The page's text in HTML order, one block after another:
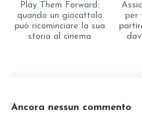
Play Them Forward:
quando un giocattolo
può ricominciare la sua
storia al cinema
per
Ancora nessun commento